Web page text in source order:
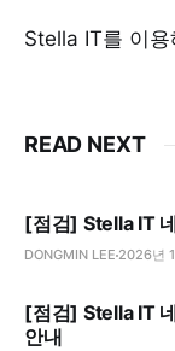
Stella IT를 이
READ NEXT
[점검] Stella IT
DONGMIN LEE 2026년 1
[점검] Stella IT
안내